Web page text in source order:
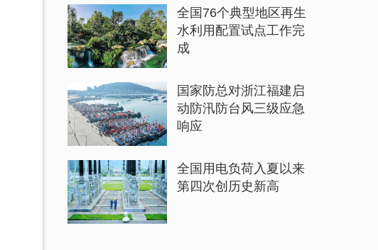
全国76个典型地区再生
水利用配置试点工作完
成
国家防总对浙江福建启
动防汛防台风三级应急
响应
全国用电负荷入夏以来
第四次创历史新高